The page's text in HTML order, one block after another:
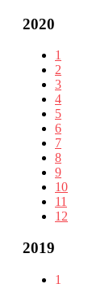
2020
1
2
3
4
5
6
7
8
9
10
11
12
2019
1